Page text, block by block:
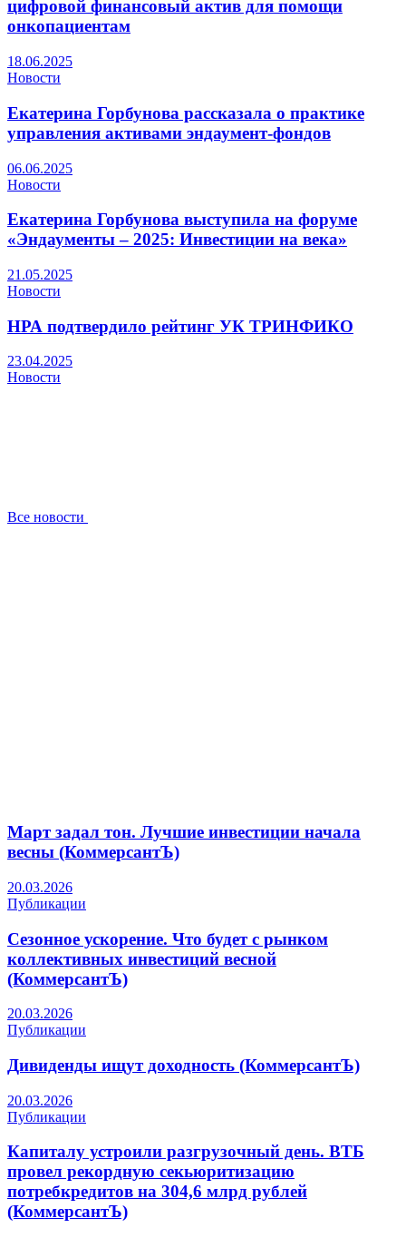
цифровой финансовый актив для помощи
онкопациентам
18.06.2025
Новости
Екатерина Горбунова рассказала о практике
управления активами эндаумент-фондов
06.06.2025
Новости
Екатерина Горбунова выступила на форуме
«Эндаументы – 2025: Инвестиции на века»
21.05.2025
Новости
НРА подтвердило рейтинг УК ТРИНФИКО
23.04.2025
Новости
Все новости
Март задал тон. Лучшие инвестиции начала
весны (КоммерсантЪ)
20.03.2026
Публикации
Сезонное ускорение. Что будет с рынком
коллективных инвестиций весной
(КоммерсантЪ)
20.03.2026
Публикации
Дивиденды ищут доходность (КоммерсантЪ)
20.03.2026
Публикации
Капиталу устроили разгрузочный день. ВТБ
провел рекордную секьюритизацию
потребкредитов на 304,6 млрд рублей
(КоммерсантЪ)